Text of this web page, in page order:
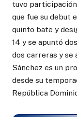
tuvo
que fue su debut
quinto bate y
14 y se apuntó
dos carreras y se
Sánchez es un
desde su
República